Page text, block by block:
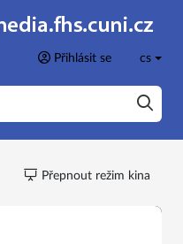
Přihlásit se cs
Přepnout režim kina